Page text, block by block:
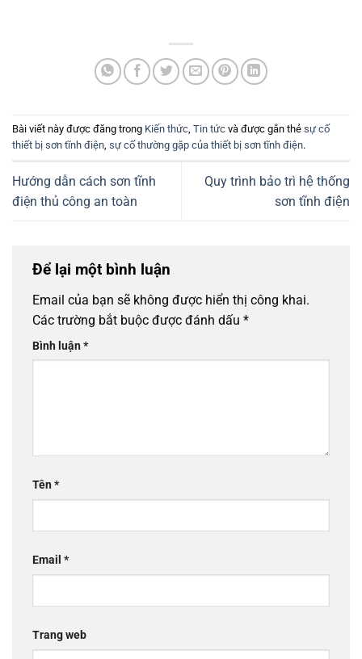
Bài viết này được đăng trong Kiến thức Tin tức và được gắn thẻ sự cố
thiết bị sơn tĩnh điện sự cố thường gặp của thiết bị sơn tĩnh điện.
Hướng dẫn cách sơn tĩnh
điện thủ công an toàn
Quy trình bảo trì hệ thống
sơn tĩnh điện
Để lại một bình luận
Email của bạn sẽ không được hiển thị công khai.
Các trường bắt buộc được đánh dấu *
Bình luận*
Tên*
Email *
Trang web